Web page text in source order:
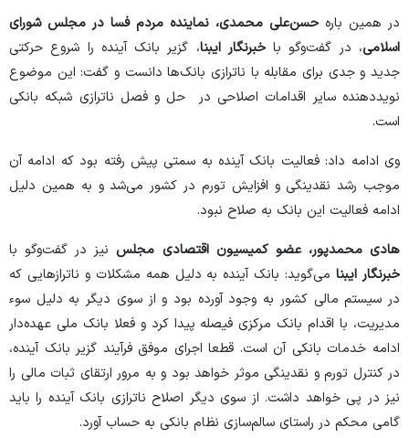
در همین باره حسن‌علی محمدی، نماینده مردم فسا در مجلس شورای
اسلامی، در گفت‌و‌گو باخبرنگار ایبنا، گزیر بانک آینده را شروع حرکتی
جدید و جدی برای مقابله با ناترازی بانک‌ها دانست و گفت: این موضوع
نویددهنده سایر اقدامات اصلاحی در حل و فصل ناترازی شبکه بانکی
است.
وی ادامه داد: فعالیت بانک آینده به سمتی پیش رفته بود که ادامه آن
موجب رشد نقدینگی و افزایش تورم در کشور می‌شد و به همین دلیل
ادامه فعالیت این بانک به صلاح نبود.
هادی محمدپور، عضو کمیسیون اقتصادی مجلس نیز در گفت‌و‌گو با
خبرنگار ایبنامی‌گوید: بانک آینده به دلیل همه مشکلات و ناتراز‌هایی که
در سیستم مالی کشور به وجود آورده بود و از سوی دیگر به دلیل سوء
مدیریت، با اقدام بانک مرکزی فیصله پیدا کرد و فعلا بانک ملی عهد‌ه‌دار
ادامه خدمات بانکی آن است. قطعا اجرای موفق فرآیند گزیر بانک آینده،
در کنترل تورم و نقدینگی موثر خواهد بود و به مرور ارتقای ثبات مالی را
نیز در پی خواهد داشت. از سوی دیگر اصلاح ناترازی بانک آینده را باید
گامی محکم در راستای سالم‌سازی نظام بانکی به حساب آورد.